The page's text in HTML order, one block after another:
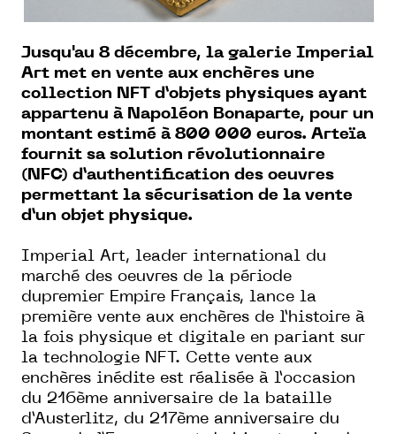
Jusqu'au 8 décembre, la galerie Imperial
Art met en vente aux enchères une
collection NFT d’objets physiques ayant
appartenu à Napoléon Bonaparte, pour un
montant estimé à 800 000 euros. Arteïa
fournit sa solution révolutionnaire
(NFC) d’authentification des oeuvres
permettant la sécurisation de la vente
d’un objet physique.
Imperial Art, leader international du
marché des oeuvres de la période
dupremier Empire Français, lance la
première vente aux enchères de l’histoire à
la fois physique et digitale en pariant sur
la technologie NFT. Cette vente aux
enchères inédite est réalisée à l’occasion
du 216ème anniversaire de la bataille
d’Austerlitz, du 217ème anniversaire du